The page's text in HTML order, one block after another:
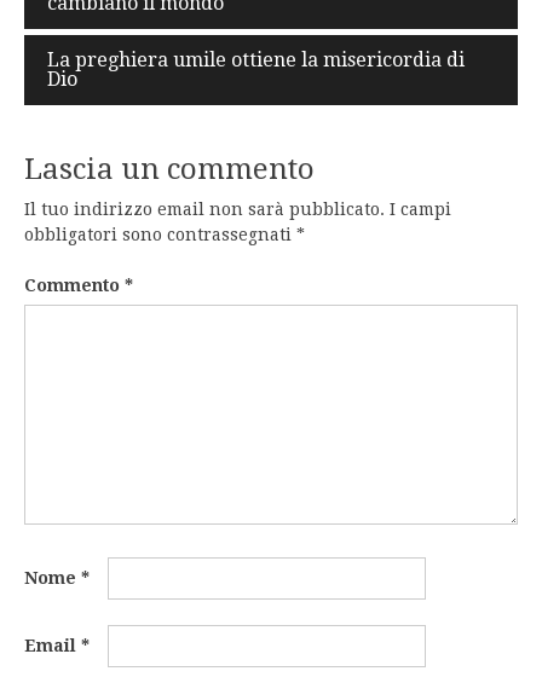
articoli
La preghiera umile ottiene la misericordia di
Dio
Lascia un commento
Il tuo indirizzo email non sarà pubblicato. I campi
obbligatori sono contrassegnati *
Commento *
Nome *
Email *